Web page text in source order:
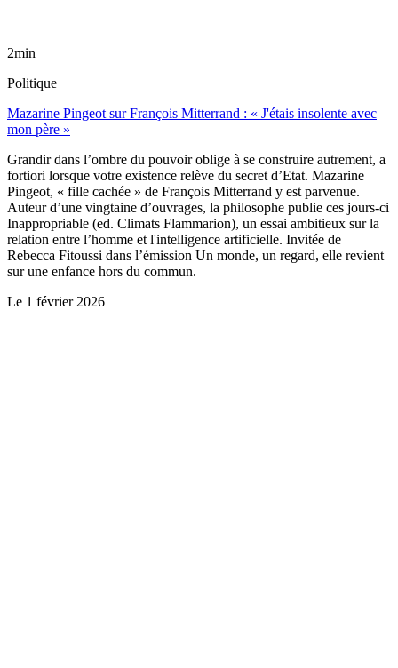
2min
Politique
Mazarine Pingeot sur François Mitterrand : « J'étais insolente avec
mon père »
Grandir dans l’ombre du pouvoir oblige à se construire autrement, a
fortiori lorsque votre existence relève du secret d’Etat. Mazarine
Pingeot, « fille cachée » de François Mitterrand y est parvenue.
Auteur d’une vingtaine d’ouvrages, la philosophe publie ces jours-ci
Inappropriable (ed. Climats Flammarion), un essai ambitieux sur la
relation entre l’homme et l'intelligence artificielle. Invitée de
Rebecca Fitoussi dans l’émission Un monde, un regard, elle revient
sur une enfance hors du commun.
Le 1 février 2026